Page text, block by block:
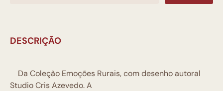
DESCRIÇÃO
Da Coleção Emoções Rurais, com desenho autoral
Studio Cris Azevedo. A